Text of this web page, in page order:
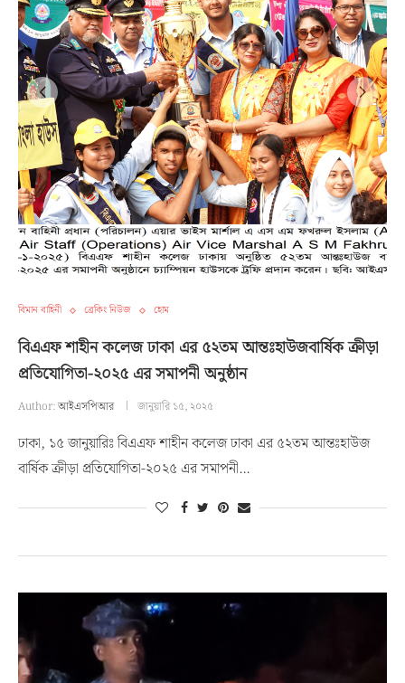
বিমান বাহিনী ব্রেকিং নিউজ হোম
বিএএফ শাহীন কলেজ ঢাকা এর ৫২তম আন্তঃহাউজবার্ষিক ক্রীড়া
প্রতিযোগিতা-২০২৫ এর সমাপনী অনুষ্ঠান
Author:আইএসপিআর জানুয়ারি ১৫, ২০২৫
ঢাকা, ১৫ জানুয়ারিঃ বিএএফ শাহীন কলেজ ঢাকা এর ৫২তম আন্তঃহাউজ
বার্ষিক ক্রীড়া প্রতিযোগিতা-২০২৫ এর সমাপনী…